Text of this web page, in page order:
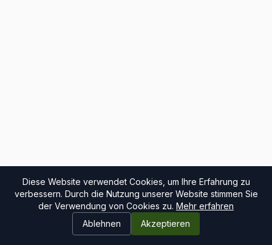
Diese Website verwendet Cookies, um Ihre Erfahrung zu
verbessern. Durch die Nutzung unserer Website stimmen Sie
der Verwendung von Cookies zu. Mehr erfahren
Ablehnen
Akzeptieren